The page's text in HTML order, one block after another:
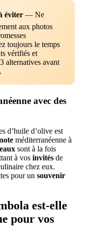
éviter — Ne
aux photos
toujours le temps
vérifiés et
alternatives avant
avec des
d’huile d’olive est
méditerranéenne à
sont à la fois
à vos invités de
chez eux.
pour un souvenir
est-elle
pour vos